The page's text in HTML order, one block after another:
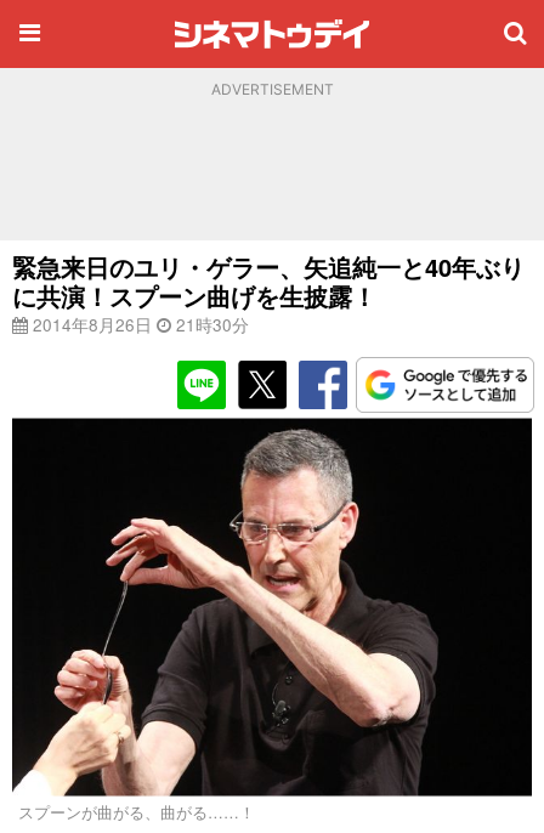
ADVERTISEMENT
緊急来日のユリ・ゲラー、矢追純一と40年ぶり
に共演！スプーン曲げを生披露！
2014年8月26日 21時30分
スプーンが曲がる、曲がる……！